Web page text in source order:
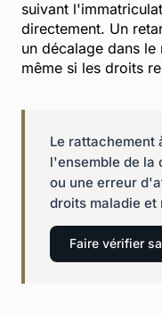
suivant
directement. Un
un décalage dans
même si les droits
Le rattachement
l'ensemble de la
ou une erreur
droits maladie et
Faire vérifier